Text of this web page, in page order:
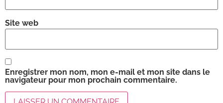
Site web
Enregistrer mon nom, mon e-mail et mon site dans le
navigateur pour mon prochain commentaire.